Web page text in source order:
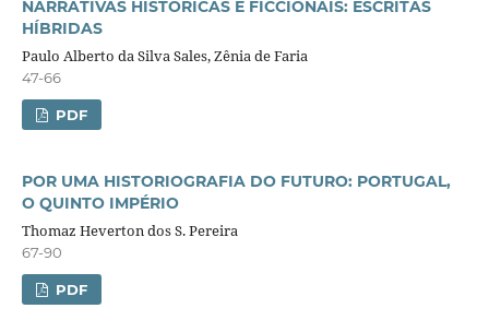
NARRATIVAS HISTÓRICAS E FICCIONAIS: ESCRITAS
HÍBRIDAS
Paulo Alberto da Silva Sales, Zênia de Faria
47-66
PDF
POR UMA HISTORIOGRAFIA DO FUTURO: PORTUGAL,
O QUINTO IMPÉRIO
Thomaz Heverton dos S. Pereira
67-90
PDF